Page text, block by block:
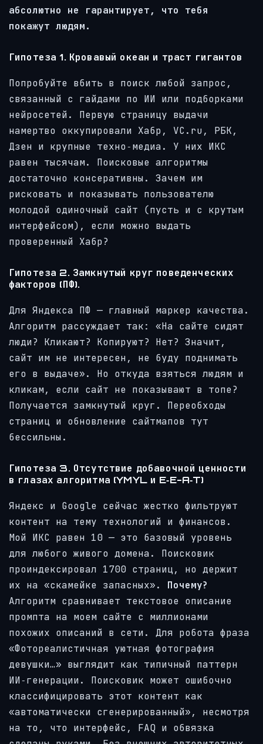
абсолютно не гарантирует, что тебя
покажут людям.
Гипотеза 1. Кровавый океан и траст гигантов
Попробуйте вбить в поиск любой запрос,
связанный с гайдами по ИИ или подборками
нейросетей. Первую страницу выдачи
намертво оккупировали Хабр, VC.ru, РБК,
Дзен и крупные техно‑медиа. У них ИКС
равен тысячам. Поисковые алгоритмы
достаточно консеративны. Зачем им
рисковать и показывать пользователю
молодой одиночный сайт (пусть и с крутым
интерфейсом), если можно выдать
проверенный Хабр?
Гипотеза 2. Замкнутый круг поведенческих
факторов (ПФ).
Для Яндекса ПФ — главный маркер качества.
Алгоритм рассуждает так: «На сайте сидят
люди? Кликают? Копируют? Нет? Значит,
сайт им не интересен, не буду поднимать
его в выдаче». Но откуда взяться людям и
кликам, если сайт не показывают в топе?
Получается замкнутый круг. Переобходы
страниц и обновление сайтмапов тут
бессильны.
Гипотеза 3. Отсутствие добавочной ценности
в глазах алгоритма (YMYL и E‑E-A‑T)
Яндекс и Google сейчас жестко фильтруют
контент на тему технологий и финансов.
Мой ИКС равен 10 — это базовый уровень
для любого живого домена. Поисковик
проиндексировал 1700 страниц, но держит
их на «скамейке запасных». Почему?
Алгоритм сравнивает текстовое описание
промпта на моем сайте с миллионами
похожих описаний в сети. Для робота фраза
«Фотореалистичная уютная фотография
девушки…» выглядит как типичный паттерн
ИИ‑генерации. Поисковик может ошибочно
классифицировать этот контент как
«автоматически сгенерированный», несмотря
на то, что интерфейс, FAQ и обвязка